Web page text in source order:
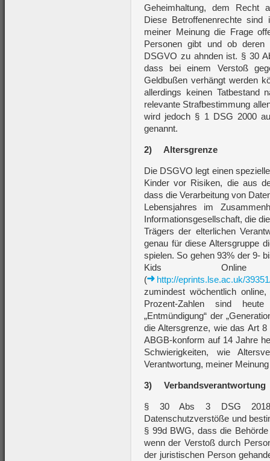
Geheimhaltung, dem Recht
Diese Betroffenenrechte
meiner Meinung die Frage
Personen gibt und ob deren
DSGVO zu ahnden ist. § 30
dass bei einem Verstoß
Geldbußen verhängt werden
allerdings keinen Tatbestand
relevante Strafbestimmung
wird jedoch § 1 DSG 2000
genannt.
2) Altersgrenze
Die DSGVO legt einen
Kinder vor Risiken, die aus
dass die Verarbeitung von
Lebensjahres im
Informationsgesellschaft, die
Trägers der elterlichen
genau für diese Altersgruppe
spielen. So gehen 93% der 9-
Kids Online
(
http://eprints.lse.ac.uk/
zumindest wöchentlich
Prozent-Zahlen sind
„Entmündigung“ der
die Altersgrenze, wie das Art
ABGB-konform auf 14 Jahre
Schwierigkeiten, wie
Verantwortung, meiner
3) Verbandsverantwortung
§ 30 Abs 3 DSG 2018
Datenschutzverstöße und
§ 99d BWG, dass die
wenn der Verstoß durch
der juristischen Person